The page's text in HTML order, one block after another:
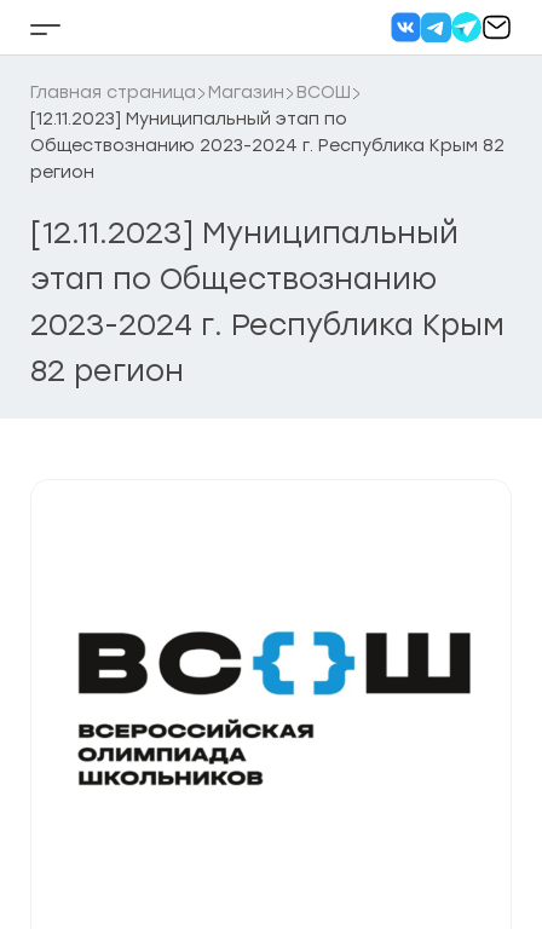
Кнопка
бокового
меню
Главная страница Магазин
ВСОШ
[12.11.2023] Муниципальный этап по
Обществознанию 2023-2024 г. Республика Крым 82
регион
[12.11.2023] Муниципальный
этап по Обществознанию
2023-2024 г. Республика Крым
82 регион